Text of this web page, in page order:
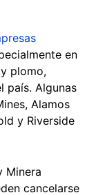
en
plomo,
país. Algunas
Alamos
y Riverside
Minera
cancelarse